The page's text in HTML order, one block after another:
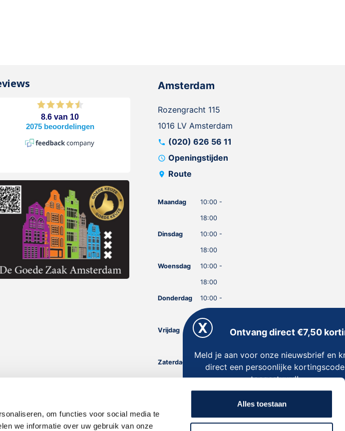
om functies voor social media te
we informatie over uw gebruik van onze
Alles toestaan
Amsterdam
Rozengracht 115
1016 LV Amsterdam
call (020) 626 56 11
schedule Openingstijden
location_on Route
Maandag 10:00 -
18:00
Dinsdag 10:00 -
18:00
Woensdag 10:00 -
18:00
Donderdag 10:00 -
Vrijdag 10:00 -
Zaterdag 10:00 -
18:00
BTW, tenzij anders vermeld.
Ontvang direct €7,50
Meld je aan voor onze nieuwsbrief en
direct een persoonlijke kortingscode
toegestuurd!